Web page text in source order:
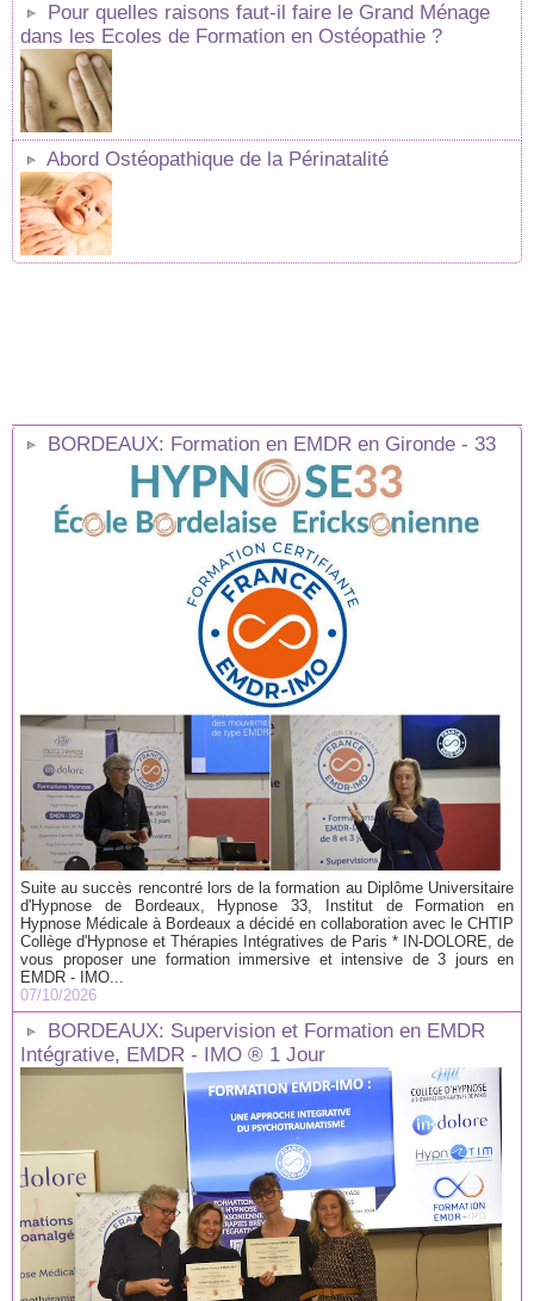
Pour quelles raisons faut-il faire le Grand Ménage
dans les Ecoles de Formation en Ostéopathie ?
Abord Ostéopathique de la Périnatalité
BORDEAUX: Formation en EMDR en Gironde - 33
Suite au succès rencontré lors de la formation au Diplôme Universitaire
d'Hypnose de Bordeaux, Hypnose 33, Institut de Formation en
Hypnose Médicale à Bordeaux a décidé en collaboration avec le CHTIP
Collège d'Hypnose et Thérapies Intégratives de Paris * IN-DOLORE, de
vous proposer une formation immersive et intensive de 3 jours en
EMDR - IMO...
07/10/2026
BORDEAUX: Supervision et Formation en EMDR
Intégrative, EMDR - IMO ® 1 Jour